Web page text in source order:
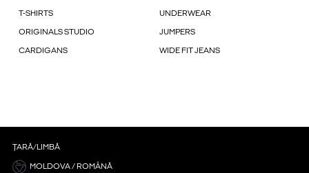
T-SHIRTS UNDERWEAR
ORIGINALS STUDIO JUMPERS
CARDIGANS WIDE FIT JEANS
ȚARĂ/LIMBĂ
MOLDOVA / ROMÂNĂ